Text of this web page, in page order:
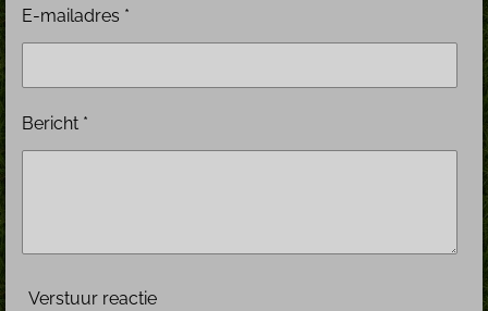
E-mailadres *
Bericht *
Verstuur reactie